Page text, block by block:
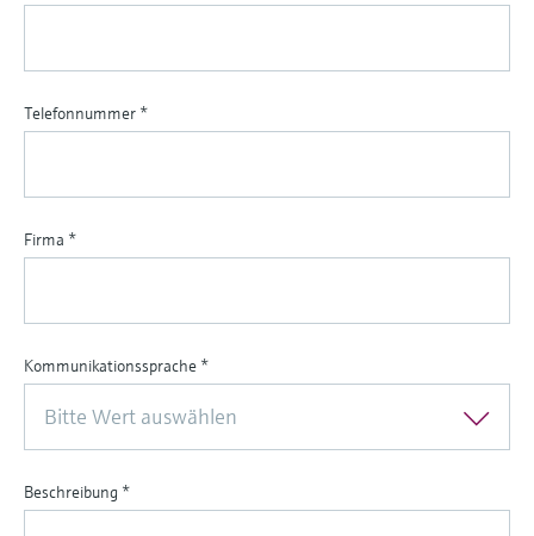
Telefonnummer *
Firma *
Kommunikationssprache *
Bitte Wert auswählen
Beschreibung *